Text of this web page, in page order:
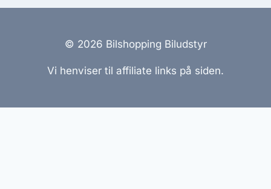
© 2026 Bilshopping Biludstyr
Vi henviser til affiliate links på siden.